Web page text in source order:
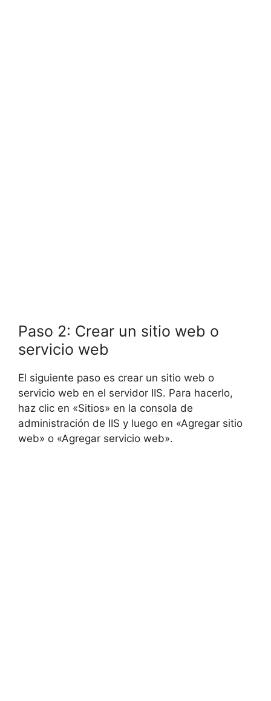
Paso 2: Crear un sitio web o
servicio web
El siguiente paso es crear un sitio web o
servicio web en el servidor IIS. Para hacerlo,
haz clic en «Sitios» en la consola de
administración de IIS y luego en «Agregar sitio
web» o «Agregar servicio web».